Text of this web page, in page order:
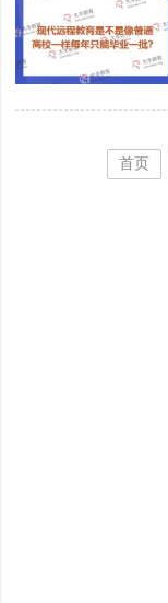
首页